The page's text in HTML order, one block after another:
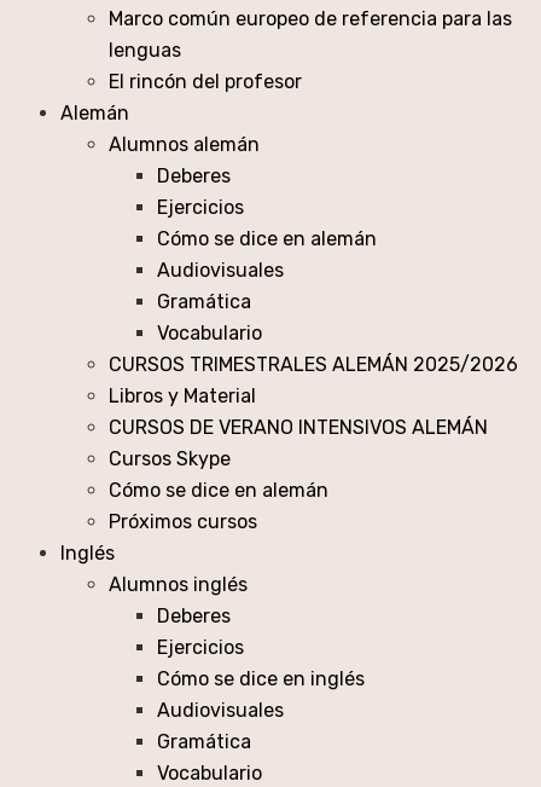
Marco común europeo de referencia para las
lenguas
El rincón del profesor
Alemán
Alumnos alemán
Deberes
Ejercicios
Cómo se dice en alemán
Audiovisuales
Gramática
Vocabulario
CURSOS TRIMESTRALES ALEMÁN 2025/2026
Libros y Material
CURSOS DE VERANO INTENSIVOS ALEMÁN
Cursos Skype
Cómo se dice en alemán
Próximos cursos
Inglés
Alumnos inglés
Deberes
Ejercicios
Cómo se dice en inglés
Audiovisuales
Gramática
Vocabulario